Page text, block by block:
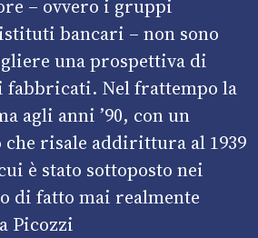
– ovvero i gruppi
bancari – non sono
una prospettiva di
fabbricati. Nel frattempo la
agli anni ’90, con un
risale addirittura al 1939
è stato sottoposto nei
di fatto mai realmente
Picozzi